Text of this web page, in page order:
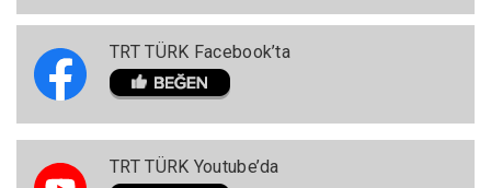
TRT TÜRK Facebook’ta
TRT TÜRK Youtube’da